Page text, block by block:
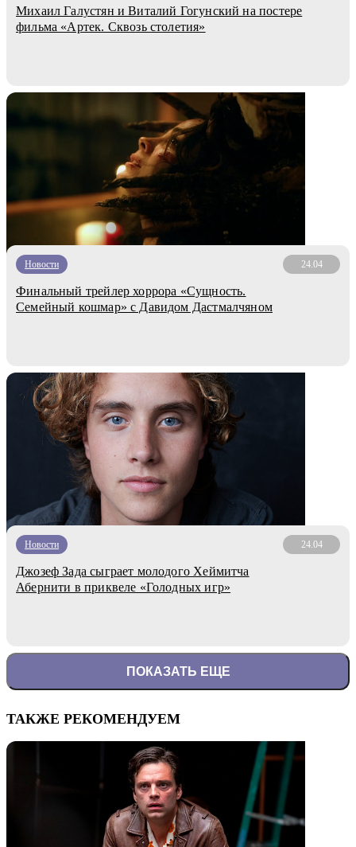
Михаил Галустян и Виталий Гогунский на постере
фильма «Артек. Сквозь столетия»
Новости 24.04
Финальный трейлер хоррора «Сущность.
Семейный кошмар» с Давидом Дастмалчяном
Новости 24.04
Джозеф Зада сыграет молодого Хеймитча
Абернити в приквеле «Голодных игр»
ПОКАЗАТЬ ЕЩЕ
ТАКЖЕ РЕКОМЕНДУЕМ